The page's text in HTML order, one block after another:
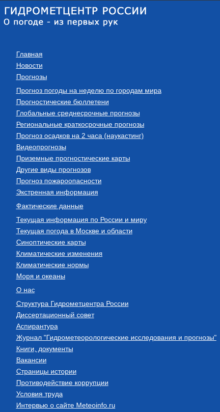
Главная
Новости
Прогнозы
Прогноз погоды на неделю по городам мира
Прогностические бюллетени
Глобальные среднесрочные прогнозы
Региональные краткосрочные прогнозы
Прогноз осадков на 2 часа (наукастинг)
Видеопрогнозы
Приземные прогностические карты
Другие виды прогнозов
Прогноз пожароопасности
Экстренная информация
Фактические данные
Текущая информация по России и миру
Текущая погода в Москве и области
Синоптические карты
Климатические изменения
Климатические нормы
Моря и океаны
О нас
Структура Гидрометцентра России
Диссертационный совет
Аспирантура
Журнал "Гидрометеорологические исследования и прогнозы"
Книги, документы
Вакансии
Страницы истории
Противодействие коррупции
Условия труда
Интервью о сайте Meteoinfo.ru